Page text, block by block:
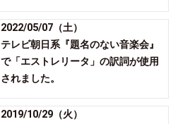
2022/05/07（土）
テレビ朝日系『題名のない音楽会』
で「エストレリータ」の訳詞が使用
されました。
2019/10/29（火）